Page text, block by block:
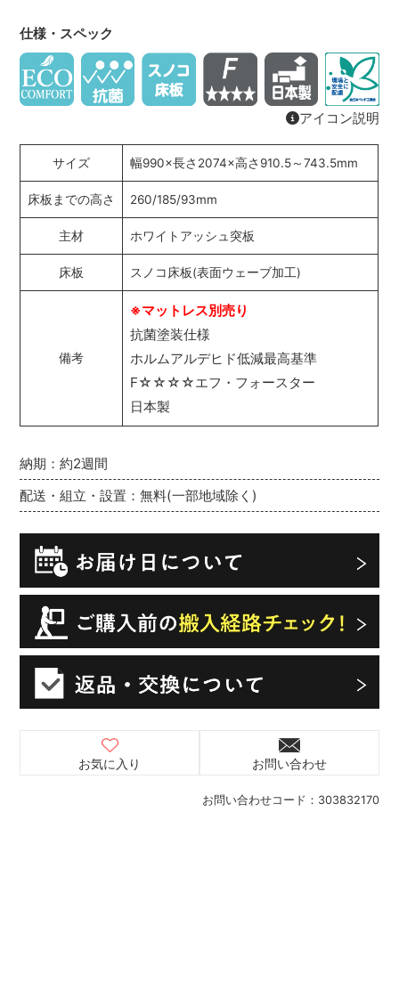
お問い合わせコード： 303832170
納期：約2週間
配送・組立・設置：無料(一部地域除く)
お気に入り お問い合わせ
仕様・スペック
アイコン説明
サイズ 幅990×長さ2074×高さ910.5～743.5mm
床板までの高さ 260/185/93mm
主材 ホワイトアッシュ突板
床板 スノコ床板(表面ウェーブ加工)
備考
※マットレス別売り
抗菌塗装仕様
ホルムアルデヒド低減最高基準
F☆☆☆☆エフ・フォースター
日本製